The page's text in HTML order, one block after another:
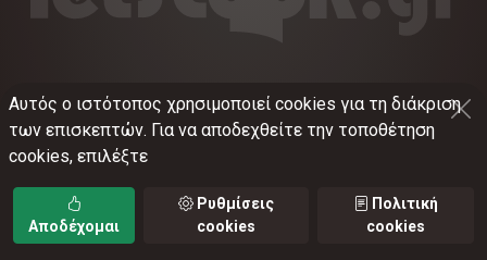
©2012-2026 LETSCOOK.GRΑριθμός ΓΕΜΗ:
021375326001
Όροι χρήσης•Πολιτική απορρήτου
cookies• Ρυθμίσεις cookies
Αυτός ο ιστότοπος χρησιμοποιεί cookies για τη διάκριση
των επισκεπτών. Για να αποδεχθείτε την τοποθέτηση
cookies, επιλέξτε
Αποδέχομαι
Ρυθμίσεις
cookies
Πολιτική
cookies